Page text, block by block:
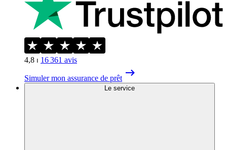
4,8 ⏐ 16 361 avis
Simuler mon assurance de prêt
Le service